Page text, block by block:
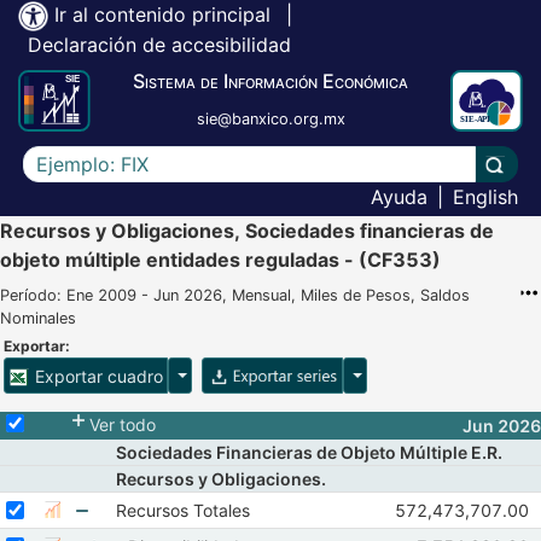
Ir al contenido principal
Declaración de accesibilidad
Sistema de Información Económica
sie@banxico.org.mx
Escriba el texto a buscar
Ayuda
English
Recursos y Obligaciones, Sociedades financieras de
objeto múltiple entidades reguladas - (CF353)
Período: Ene 2009 - Jun 2026, Mensual, Miles de Pesos, Saldos
Nominales
Exportar:
Exportar cuadro Opciones para exportar cuadroOpciones para exportar
Selecciona o desmarca todas las series
Ver todo
Jun 2026
Sociedades Financieras de Objeto Múltiple E.R.
Recursos y Obligaciones.
Seleccione sus series
Seleccionar serie Recursos Totales Mostrar gráfica de la serie Recursos Totales
Recursos Totales Observaciones
Abr 2026May
572,473,707.00